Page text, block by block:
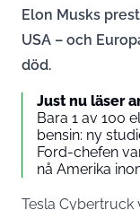
Elon Musks
USA – och
död.
Just nu läser
Bara 1 av 100
bensin: ny
Ford-chefen
nå Amerika
Tesla Cybertruck